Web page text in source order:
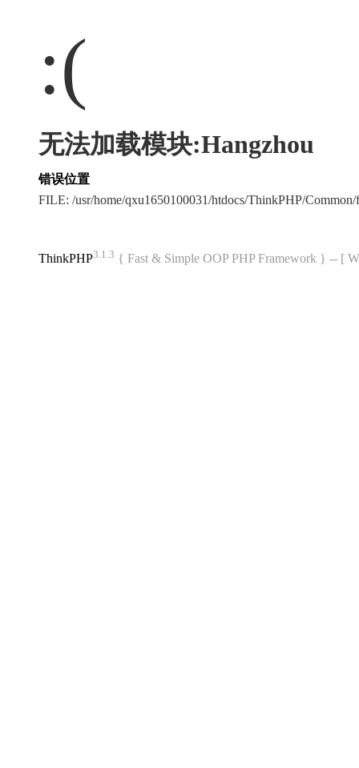
:(
无法加载模块:Hangzhou
错误位置
FILE: /usr/home/qxu1650100031/htdocs/ThinkPHP/
ThinkPHP3.1.3 { Fast & Simple OOP PHP Framework } -- [